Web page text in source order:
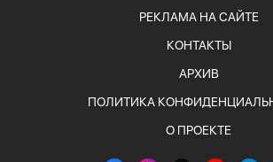
РЕКЛАМА НА САЙТЕ
КОНТАКТЫ
АРХИВ
ПОЛИТИКА
О ПРОЕКТЕ